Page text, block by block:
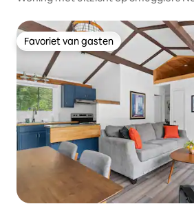
Favoriet van gasten
Favoriet van gasten